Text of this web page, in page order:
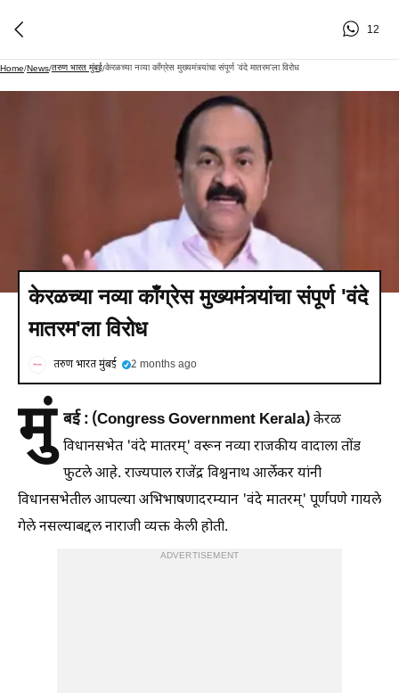
12
Home/News/तरुण भारत मुंबई/केरळच्या नव्या काँग्रेस मुख्यमंत्र्यांचा संपूर्ण 'वंदे मातरम'ला विरोध
केरळच्या नव्या काँग्रेस मुख्यमंत्र्यांचा संपूर्ण 'वंदे
मातरम'ला विरोध
तरुण भारत मुंबई 2 months ago
मुं बई : (Congress Government Kerala)केरळ
विधानसभेत 'वंदे मातरम्' वरून नव्या राजकीय वादाला तोंड
फुटले आहे. राज्यपाल राजेंद्र विश्वनाथ आर्लेकर यांनी
विधानसभेतील आपल्या अभिभाषणादरम्यान 'वंदे मातरम्' पूर्णपणे गायले
गेले नसल्याबद्दल नाराजी व्यक्त केली होती.
ADVERTISEMENT